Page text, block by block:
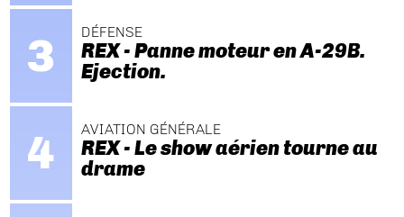
DÉFENSE
REX - Panne moteur en A-29B.
Ejection.
AVIATION GÉNÉRALE
REX - Le show aérien tourne au
drame